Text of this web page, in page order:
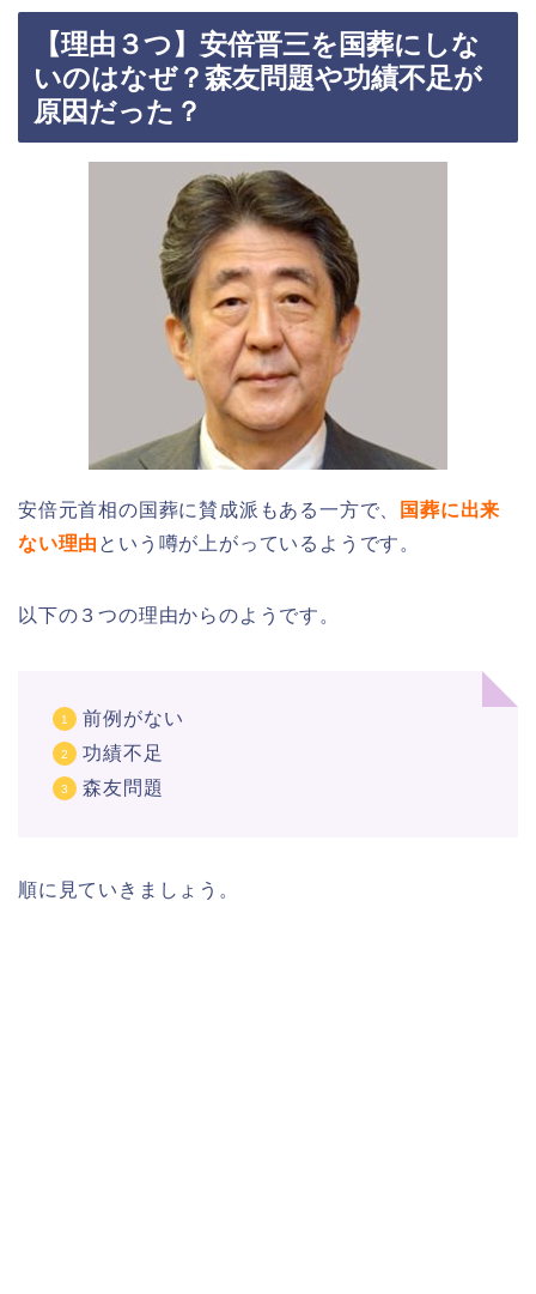
【理由３つ】安倍晋三を国葬にしな
いのはなぜ？森友問題や功績不足が
原因だった？
安倍元首相の国葬に賛成派もある一方で、
国葬に出来
ない理由 という噂が上がっているようです。
以下の３つの理由からのようです。
前例がない
功績不足
森友問題
順に見ていきましょう。